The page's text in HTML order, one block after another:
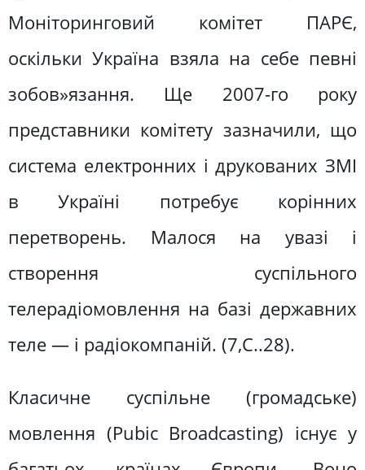
Моніторинговий комітет ПАРЄ,
оскільки Україна взяла на себе певні
зобов»язання. Ще 2007-го року
представники комітету зазначили, що
система електронних і друкованих ЗМІ
в Україні потребує корінних
перетворень. Малося на увазі і
створення суспільного
телерадіомовлення на базі державних
теле — і радіокомпаній. (7,С..28).
Класичне суспільне (громадське)
мовлення (Pubic Broadcasting) існує у